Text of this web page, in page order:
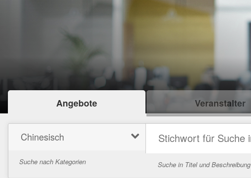
Angebote Veranstalter
Chinesisch
Suche nach Kategorien Suche in Titel und Beschreibung